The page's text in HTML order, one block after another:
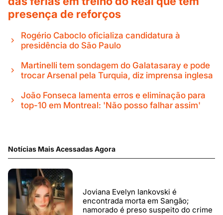
presença de reforços
Rogério Caboclo oficializa candidatura à
presidência do São Paulo
Martinelli tem sondagem do Galatasaray e pode
trocar Arsenal pela Turquia, diz imprensa inglesa
João Fonseca lamenta erros e eliminação para
top-10 em Montreal: 'Não posso falhar assim'
Notícias Mais Acessadas Agora
Joviana Evelyn Iankovski é
encontrada morta em Sangão;
namorado é preso suspeito do crime